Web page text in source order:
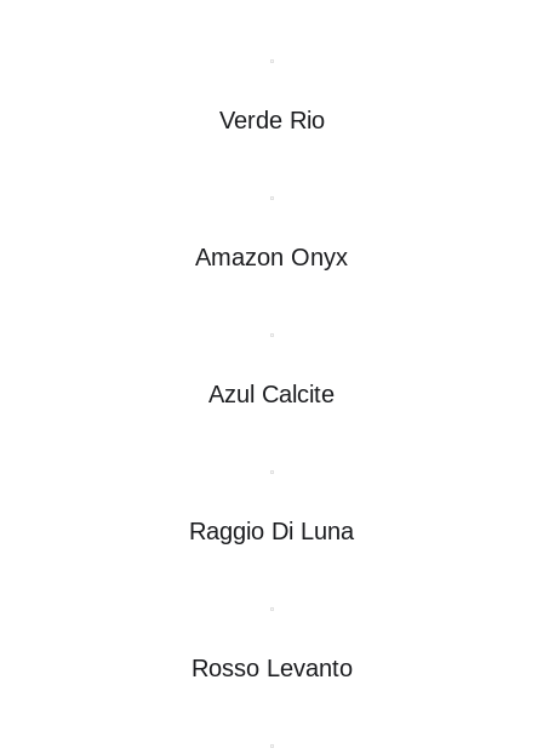
Verde Rio
Amazon Onyx
Azul Calcite
Raggio Di Luna
Rosso Levanto